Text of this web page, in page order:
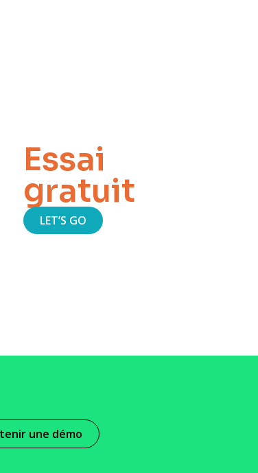
Essai
gratuit
LET’S GO
une démo